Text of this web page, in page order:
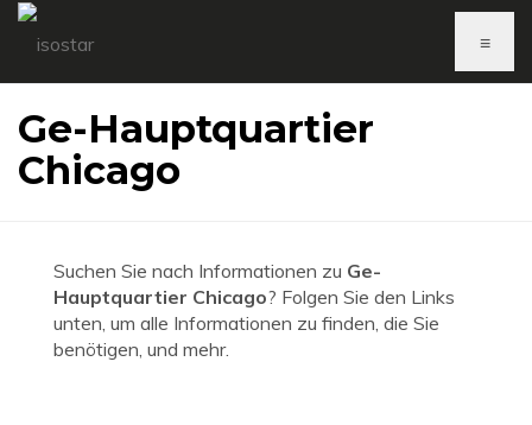
≡
Ge-Hauptquartier
Chicago
Suchen Sie nach Informationen zu Ge-
Hauptquartier Chicago? Folgen Sie den Links
unten, um alle Informationen zu finden, die Sie
benötigen, und mehr.